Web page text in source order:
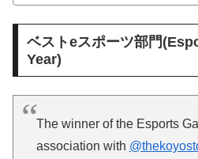
ベストeスポーツ部門
Year)
The winner of the Esports
association with